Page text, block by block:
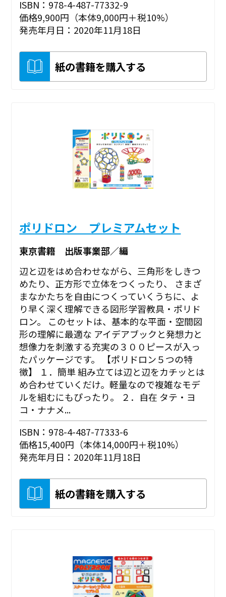
ISBN：978-4-487-77332-9
価格9,900円（本体9,000円＋税10%）
発売年月日：2020年11月18日
紙の書籍を購入する
ポリドロン プレミアムセット
東京書籍 出版事業部／編
辺と辺をはめ合わせながら、三角形をしきつ
めたり、正方形で立体をつくったり、 さまざ
まなかたちを自由につくっていくうちに、よ
り早く深く理解できる図形学習教具・ポリド
ロン。 このセットは、基本的な平面・空間図
形の理解に最適な アイデアブックと発想力と
想像力を刺激する充実の３００ピースが入っ
たパッケージです。 【ポリドロン５つの特
徴】 １．簡単 組み立ては辺と辺をカチッとは
め合わせていくだけ。軽量なので複雑なモデ
ルを組むにもぴったり。 ２．自在 タテ・ヨ
コ・ナナメ...
ISBN：978-4-487-77333-6
価格15,400円（本体14,000円＋税10%）
発売年月日：2020年11月18日
紙の書籍を購入する